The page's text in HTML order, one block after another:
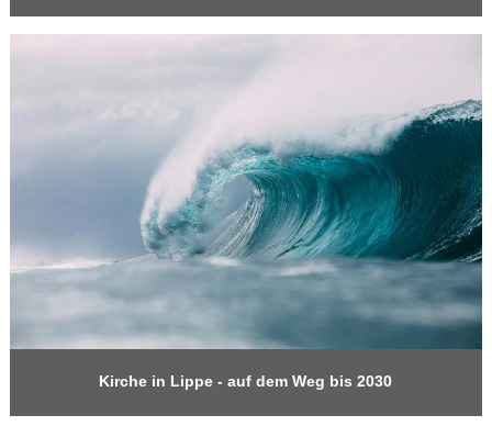
Kirche in Lippe - auf dem Weg bis 2030